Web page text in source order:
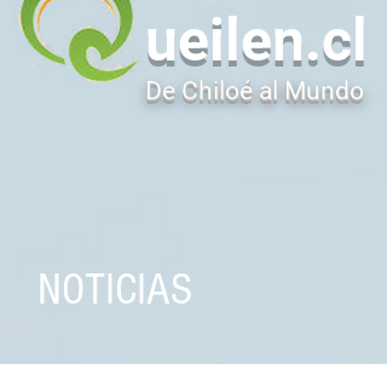
ueilen.cl
De Chiloé al Mundo
NOTICIAS